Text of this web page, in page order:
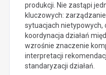
produkcji. Nie zastąpi
kluczowych:
sytuacjach nietypowych,
koordynacja działań
wzrośnie znaczenie
interpretacji
standaryzacji działań.